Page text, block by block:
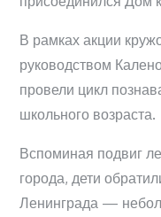
В рамках акции
руководством
провели цикл
школьного возраста.
Вспоминая подвиг
города, дети
Ленинграда —